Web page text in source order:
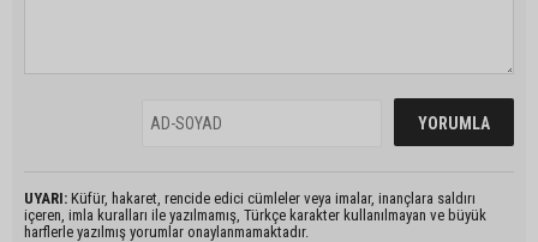
UYARI: Küfür, hakaret, rencide edici cümleler veya imalar, inançlara saldırı
içeren, imla kuralları ile yazılmamış, Türkçe karakter kullanılmayan ve büyük
harflerle yazılmış yorumlar onaylanmamaktadır.